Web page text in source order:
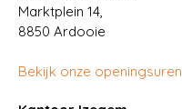
Marktplein 14,
8850 Ardooie
Bekijk onze openingsuren